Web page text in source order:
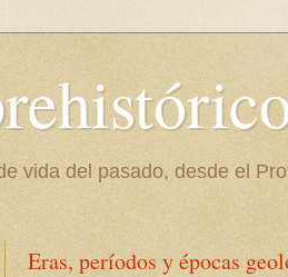
vida del pasado, desde el
Eras, períodos y épocas